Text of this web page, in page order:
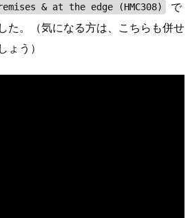
& at the edge (HMC308)
で
た。（気になる方は、こちらも併せ
う）